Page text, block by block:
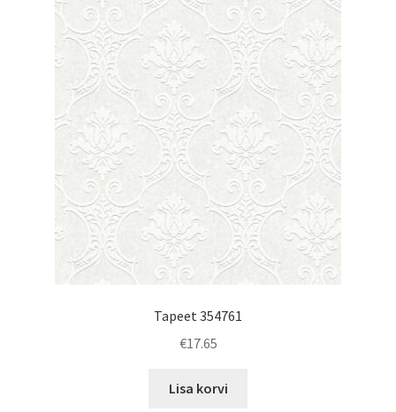
Tapeet 354761
€17.65
Lisa korvi